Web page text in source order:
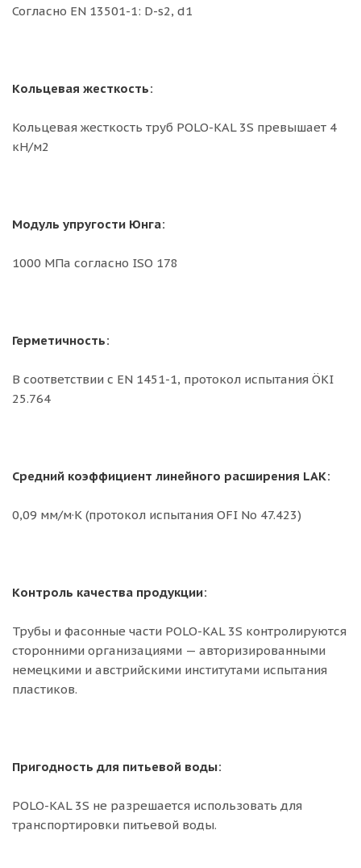
Согласно EN 13501-1: D-s2, d1
Кольцевая жесткость:
Кольцевая жесткость труб POLO-KAL 3S превышает 4
кН/м2
Модуль упругости Юнга:
1000 MПа согласно ISO 178
Герметичность:
В соответствии с EN 1451-1, протокол испытания ÖKI
25.764
Средний коэффициент линейного расширения LAK:
0,09 мм/м·K (протокол испытания OFI No 47.423)
Контроль качества продукции:
Трубы и фасонные части POLO-KAL 3S контролируются
сторонними организациями — авторизированными
немецкими и австрийскими институтами испытания
пластиков.
Пригодность для питьевой воды:
POLO-KAL 3S не разрешается использовать для
транспортировки питьевой воды.